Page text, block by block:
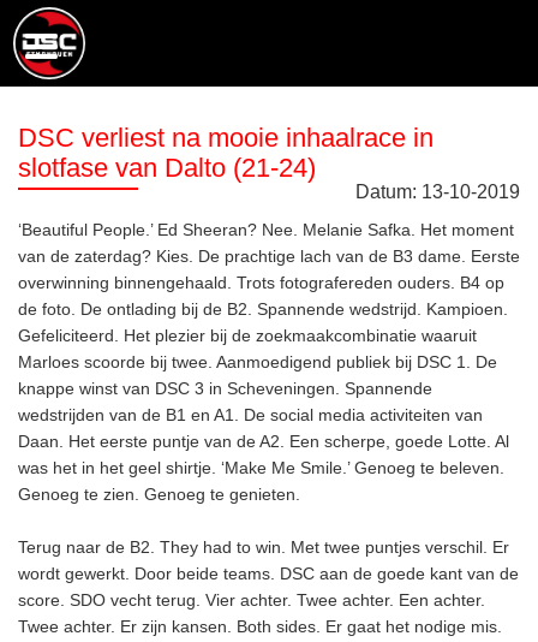
DSC verliest na mooie inhaalrace in
slotfase van Dalto (21-24)
Datum: 13-10-2019
‘Beautiful People.’ Ed Sheeran? Nee. Melanie Safka. Het moment
van de zaterdag? Kies. De prachtige lach van de B3 dame. Eerste
overwinning binnengehaald. Trots fotografereden ouders. B4 op
de foto. De ontlading bij de B2. Spannende wedstrijd. Kampioen.
Gefeliciteerd. Het plezier bij de zoekmaakcombinatie waaruit
Marloes scoorde bij twee. Aanmoedigend publiek bij DSC 1. De
knappe winst van DSC 3 in Scheveningen. Spannende
wedstrijden van de B1 en A1. De social media activiteiten van
Daan. Het eerste puntje van de A2. Een scherpe, goede Lotte. Al
was het in het geel shirtje. ‘Make Me Smile.’ Genoeg te beleven.
Genoeg te zien. Genoeg te genieten.
Terug naar de B2. They had to win. Met twee puntjes verschil. Er
wordt gewerkt. Door beide teams. DSC aan de goede kant van de
score. SDO vecht terug. Vier achter. Twee achter. Een achter.
Twee achter. Er zijn kansen. Both sides. Er gaat het nodige mis.